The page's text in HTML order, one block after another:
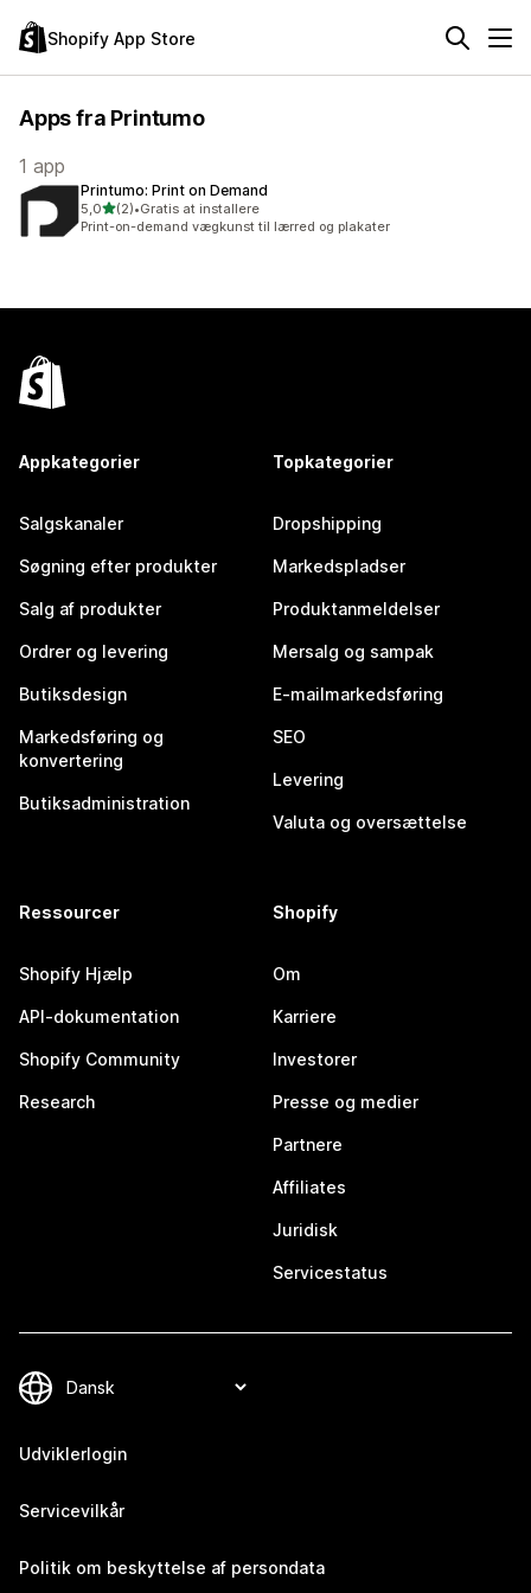
Shopify App Store
Apps fra Printumo
1 app
Printumo: Print on Demand
5,0ud af 5 stjerner
(2)
2 anmeldelser i alt
•Gratis at installere
Print-on-demand vægkunst til lærred og plakater
Appkategorier
Salgskanaler
Søgning efter produkter
Salg af produkter
Ordrer og levering
Butiksdesign
Markedsføring og
konvertering
Butiksadministration
Topkategorier
Dropshipping
Markedspladser
Produktanmeldelser
Mersalg og sampak
E-mailmarkedsføring
SEO
Levering
Valuta og oversættelse
Ressourcer
Shopify Hjælp
API-dokumentation
Shopify Community
Research
Shopify
Om
Karriere
Investorer
Presse og medier
Partnere
Affiliates
Juridisk
Servicestatus
Udviklerlogin
Servicevilkår
Politik om beskyttelse af persondata